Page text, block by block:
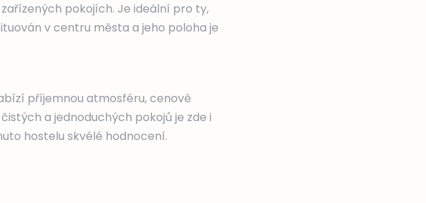
pokojích. Je ideální pro ty,
v centru města a jeho poloha je
příjemnou atmosféru, cenově
a jednoduchých pokojů je zde i
hostelu skvélé hodnocení.